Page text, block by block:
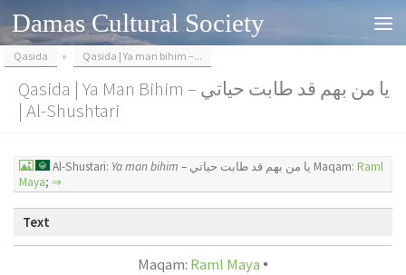
Skip to content
Damas Cultural Society
Qasida » Qasida | Ya man bihim –...
Qasida | Ya Man Bihim – يا من بهم قد طابت حياتي
| Al-Shushtari
Al-Shustari: Ya man bihim – يا من بهم قد طابت حياتي Maqam: Raml
Maya; ⇒
Text
Maqam: Raml Maya 🞄